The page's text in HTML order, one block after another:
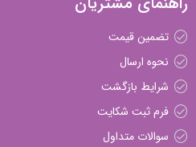
تضمین قیمت
نحوه ارسال
شرایط بازگشت
فرم ثبت شکایت
سوالات متداول